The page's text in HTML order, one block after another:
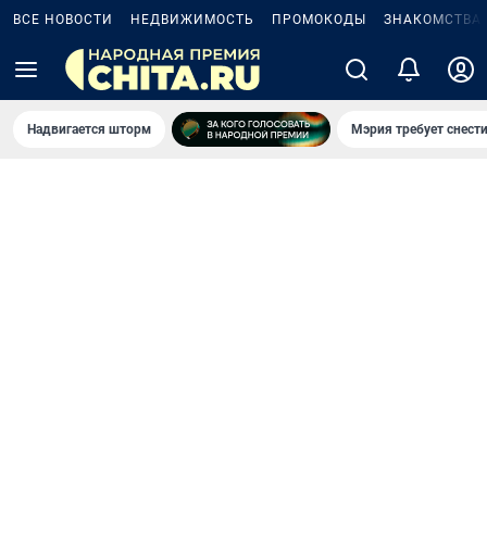
ВСЕ НОВОСТИ НЕДВИЖИМОСТЬ ПРОМОКОДЫ ЗНАКОМСТВА
Надвигается шторм Мэрия требует